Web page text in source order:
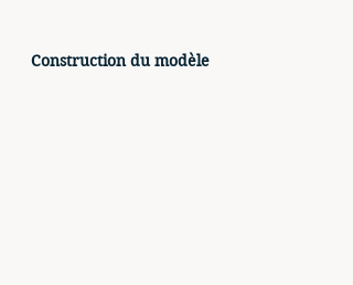
Construction du modèle